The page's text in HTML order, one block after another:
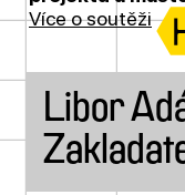
Více o soutěži
Libor